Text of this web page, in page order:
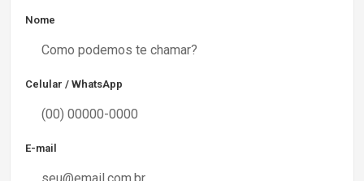
Nome
Celular / WhatsApp
E-mail